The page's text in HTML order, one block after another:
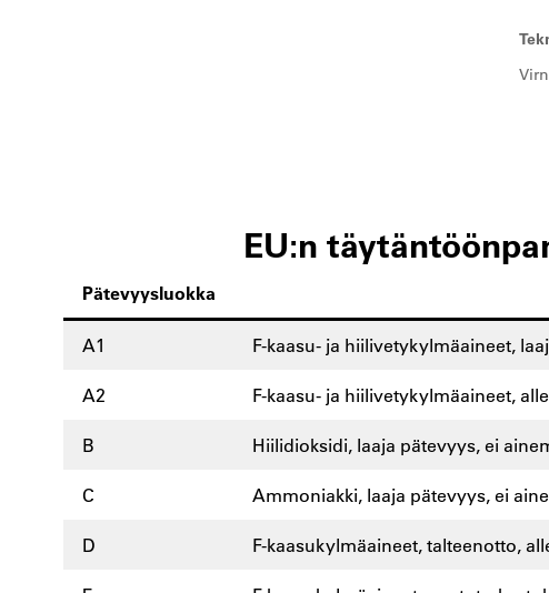
EU:n
Pätevyysluokka
A1 F-kaasu- ja hiilivetykylmäaineet,
A2 F-kaasu- ja hiilivetykylmäaineet,
B Hiilidioksidi, laaja pätevyys, ei
C Ammoniakki, laaja pätevyys, ei
D F-kaasukylmäaineet, talteenotto,